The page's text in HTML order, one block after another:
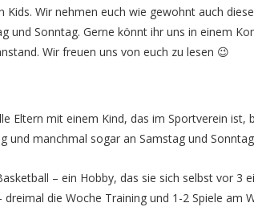
Kids. Wir nehmen euch wie gewohnt auch
und Sonntag. Gerne könnt ihr uns in einem
Wir freuen uns von euch zu lesen 😉
Eltern mit einem Kind, das im Sportverein
und manchmal sogar an Samstag und
– ein Hobby, das sie sich selbst vor 3
dreimal die Woche Training und 1-2 Spiele am